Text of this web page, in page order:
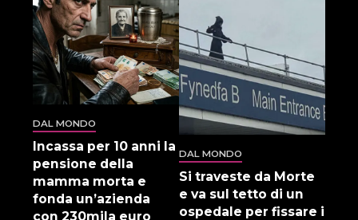
DAL MONDO
Incassa per 10 anni la
pensione della
mamma morta e
fonda un’azienda
con 230mila euro
DAL MONDO
Si traveste da Morte
e va sul tetto di un
ospedale per fissare i